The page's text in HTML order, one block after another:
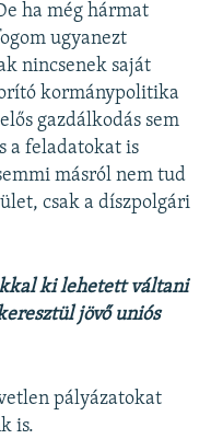
ha még hármat
ugyanezt
nincsenek saját
kormánypolitika
gazdálkodás sem
a feladatokat is
másról nem tud
csak a díszpolgári
ki lehetett váltani
jövő uniós
pályázatokat
is.